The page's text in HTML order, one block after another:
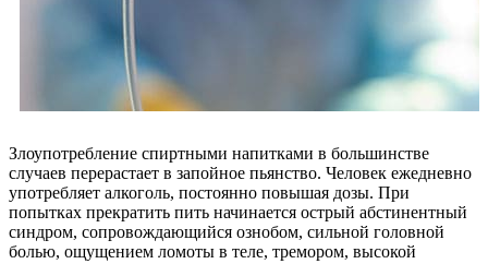
Злоупотребление спиртными напитками в большинстве
случаев перерастает в запойное пьянство. Человек ежедневно
употребляет алкоголь, постоянно повышая дозы. При
попытках прекратить пить начинается острый абстинентный
синдром, сопровождающийся ознобом, сильной головной
болью, ощущением ломоты в теле, тремором, высокой